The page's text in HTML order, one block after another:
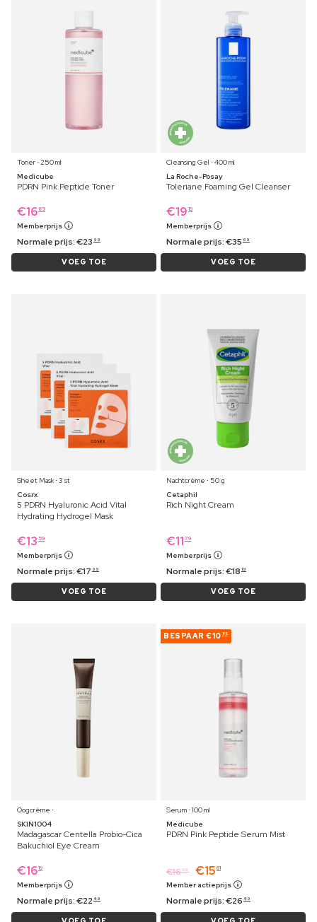
Toner ⋅ 250 ml
Medicube
PDRN Pink Peptide Toner
€16 89
Memberprijs
Normale prijs:€23 99
VOEG TOE
Cleansing Gel ⋅ 400 ml
La Roche-Posay
Toleriane Foaming Gel Cleanser
€19 19
Memberprijs
Normale prijs:€35 69
VOEG TOE
Sheet Mask ⋅ 3 st
Cosrx
5 PDRN Hyaluronic Acid Vital
Hydrating Hydrogel Mask
€13 59
Memberprijs
Normale prijs:€17 99
VOEG TOE
Nachtcrème ⋅ 50 g
Cetaphil
Rich Night Cream
€11 79
Memberprijs
Normale prijs:€18 19
VOEG TOE
Oogcrème ⋅
SKIN1004
Madagascar Centella Probio-Cica
Bakuchiol Eye Cream
€1619
Memberprijs
Normale prijs:€22 49
BESPAAR €10 88
Serum ⋅ 100 ml
Medicube
PDRN Pink Peptide Serum Mist
€1609 €15 61
Member actieprijs
Normale prijs:€26 49